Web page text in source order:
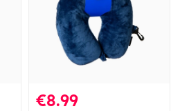
€8.99